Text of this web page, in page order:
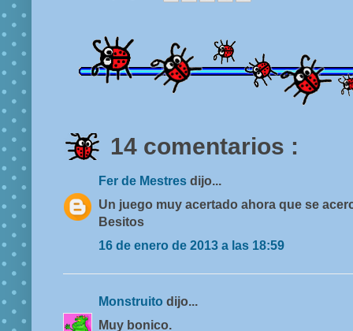
14 comentarios :
Fer de Mestres dijo...
Un juego muy acertado ahora que se
Besitos
16 de enero de 2013 a las 18:59
Monstruito dijo...
Muy bonico.